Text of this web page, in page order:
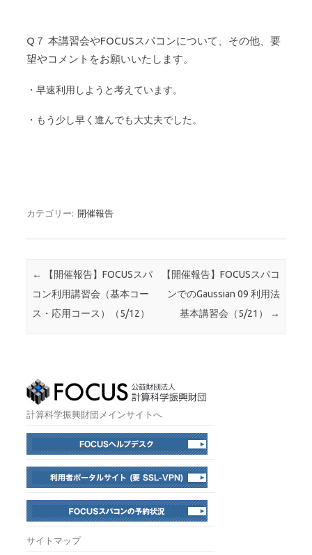
Q７ 本講習会やFOCUSスパコンについて、その他、要
望やコメントをお願いいたします。
・早速利用しようと考えています。
・もう少し早く進んでも大丈夫でした。
カテゴリー: 開催報告
投稿ナビゲーション
←
【開催報告】FOCUSスパ
コン利用講習会（基本コー
ス・応用コース）（5/12）
【開催報告】FOCUSスパコ
ンでのGaussian 09 利用法
基本講習会（5/21）
→
計算科学振興財団メインサイトへ
サイトマップ